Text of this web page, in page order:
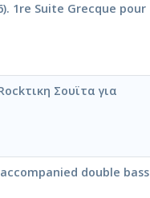
1re Suite Grecque pour
Σουϊτα για
double bass